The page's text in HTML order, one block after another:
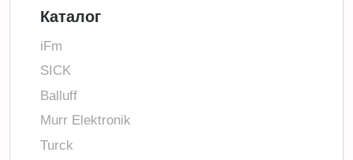
Каталог
iFm
SICK
Balluff
Murr Elektronik
Turck